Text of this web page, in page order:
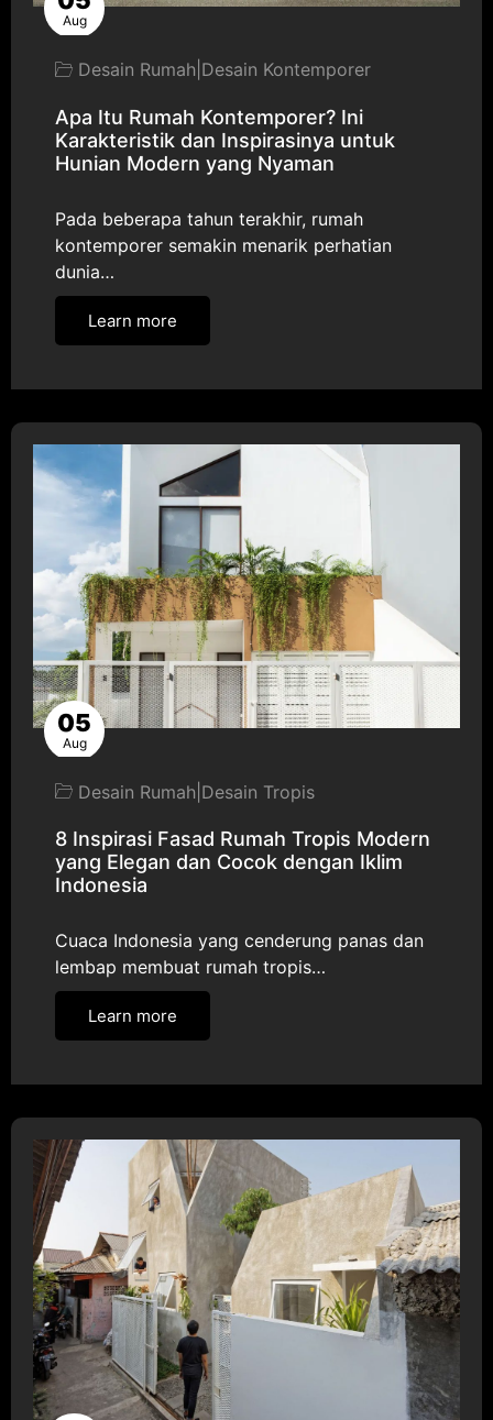
Aug
Desain Rumah Desain Kontemporer
Apa Itu Rumah Kontemporer? Ini
Karakteristik dan Inspirasinya untuk
Hunian Modern yang Nyaman
Pada beberapa tahun terakhir, rumah
kontemporer semakin menarik perhatian
dunia…
Learn more
05
Aug
Desain Rumah Desain Tropis
8 Inspirasi Fasad Rumah Tropis Modern
yang Elegan dan Cocok dengan Iklim
Indonesia
Cuaca Indonesia yang cenderung panas dan
lembap membuat rumah tropis…
Learn more